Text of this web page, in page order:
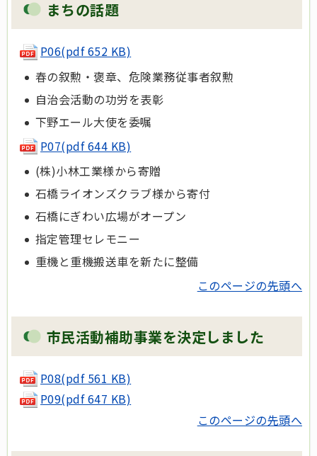
まちの話題
P06(pdf 652 KB)
春の叙勲・褒章、危険業務従事者叙勲
自治会活動の功労を表彰
下野エール大使を委嘱
P07(pdf 644 KB)
(株)小林工業様から寄贈
石橋ライオンズクラブ様から寄付
石橋にぎわい広場がオープン
指定管理セレモニー
重機と重機搬送車を新たに整備
このページの先頭へ
市民活動補助事業を決定しました
P08(pdf 561 KB)
P09(pdf 647 KB)
このページの先頭へ